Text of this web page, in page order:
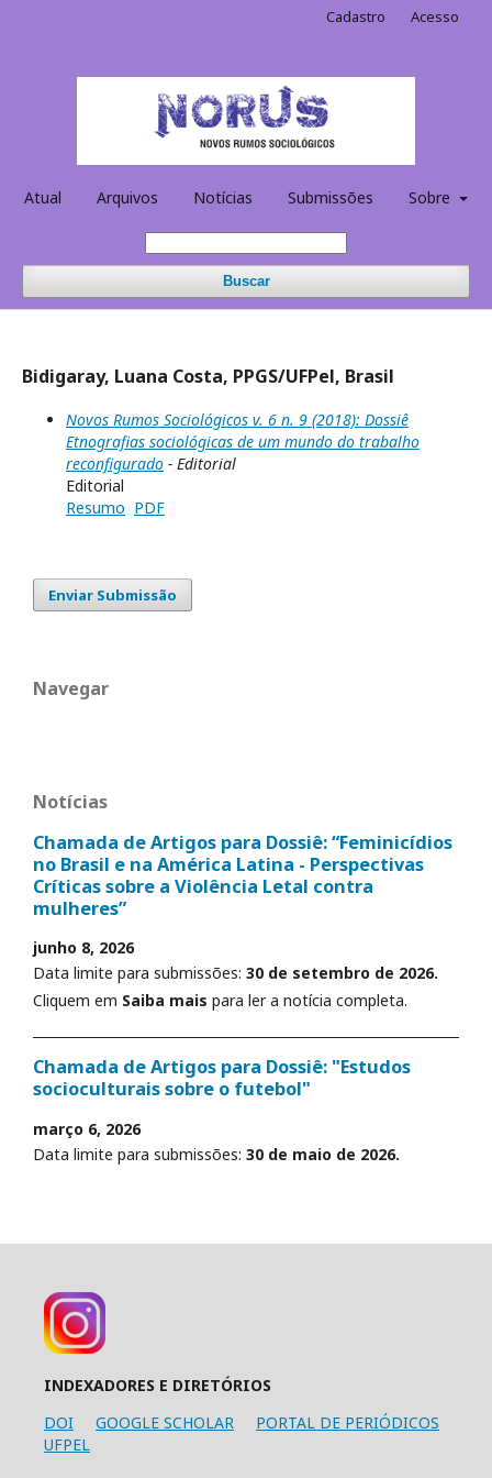
Atual Arquivos Notícias Submissões Sobre
Buscar
Cadastro Acesso
Bidigaray, Luana Costa, PPGS/UFPel, Brasil
Novos Rumos Sociológicos v. 6 n. 9 (2018): Dossiê
Etnografias sociológicas de um mundo do trabalho
reconfigurado - Editorial
Editorial
Resumo PDF
Enviar Submissão
Navegar
Notícias
Chamada de Artigos para Dossiê: “Feminicídios
no Brasil e na América Latina - Perspectivas
Críticas sobre a Violência Letal contra
mulheres”
junho 8, 2026
Data limite para submissões: 30 de setembro de 2026.
Cliquem em Saiba mais para ler a notícia completa.
Chamada de Artigos para Dossiê: "Estudos
socioculturais sobre o futebol"
março 6, 2026
Data limite para submissões: 30 de maio de 2026.
INDEXADORES E DIRETÓRIOS
DOI
GOOGLE SCHOLAR
PORTAL DE PERIÓDICOS
UFPEL